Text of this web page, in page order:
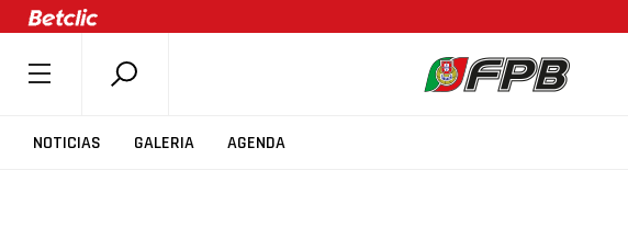
NOTICIAS GALERIA AGENDA
SOBRE A FPB